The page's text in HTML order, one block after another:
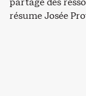
résume Josée